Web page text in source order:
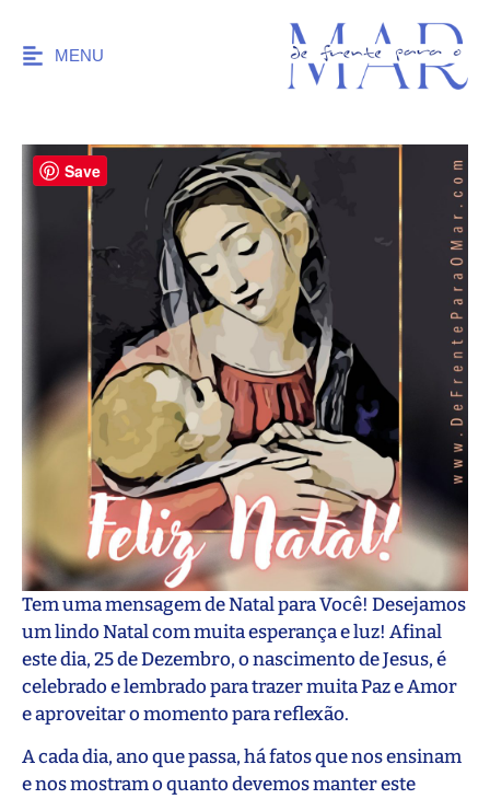
MENU
Tem uma mensagem de Natal para Você! Desejamos
um lindo Natal com muita esperança e luz! Afinal
este dia, 25 de Dezembro, o nascimento de Jesus, é
celebrado e lembrado para trazer muita Paz e Amor
e aproveitar o momento para reflexão.
A cada dia, ano que passa, há fatos que nos ensinam
e nos mostram o quanto devemos manter este
Save